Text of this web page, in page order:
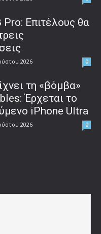
Pro: Επιτέλους θα
2026 0
τη «βόμβα»
Έρχεται το
iPhone Ultra
2026 0